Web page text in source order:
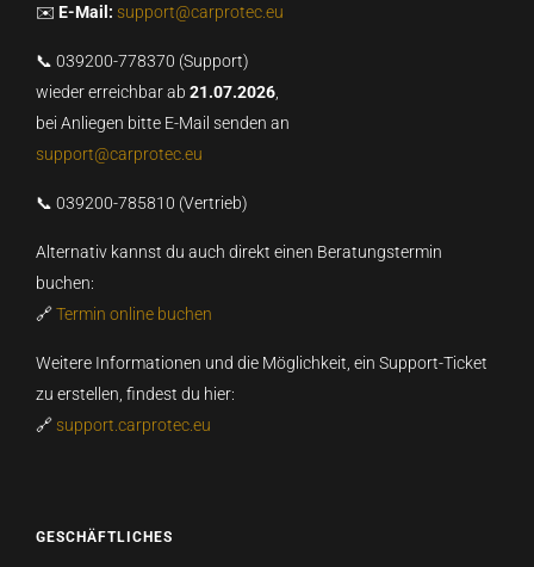
✉️ E-Mail: support@carprotec.eu
📞 039200-778370 (Support)
wieder erreichbar ab 21.07.2026
bei Anliegen bitte E-Mail senden an
support@carprotec.eu
📞 039200-785810 (Vertrieb)
Alternativ kannst du auch direkt einen Beratungstermin
buchen:
🔗Termin online buchen
Weitere Informationen und die Möglichkeit, ein Support-Ticket
zu erstellen, findest du hier:
🔗 support.carprotec.eu
GESCHÄFTLICHES